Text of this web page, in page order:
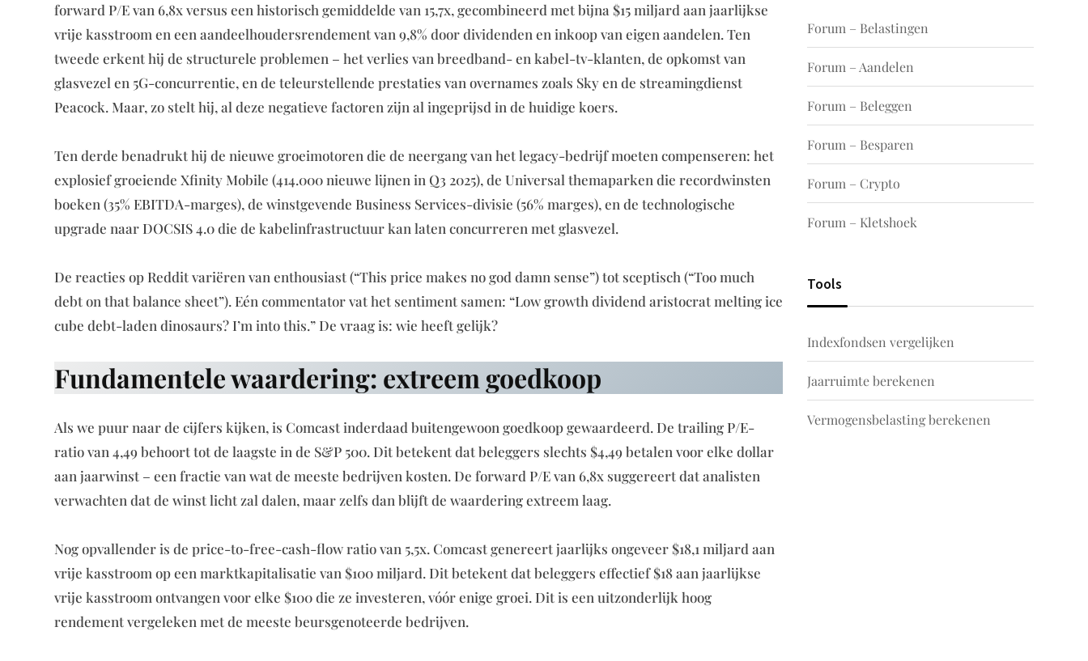
forward P/E van 6,8x versus een historisch gemiddelde van 15,7x, gecombineerd met bijna $15 miljard aan jaarlijkse
vrije kasstroom en een aandeelhoudersrendement van 9,8% door dividenden en inkoop van eigen aandelen. Ten
tweede erkent hij de structurele problemen – het verlies van breedband- en kabel-tv-klanten, de opkomst van
glasvezel en 5G-concurrentie, en de teleurstellende prestaties van overnames zoals Sky en de streamingdienst
Peacock. Maar, zo stelt hij, al deze negatieve factoren zijn al ingeprijsd in de huidige koers.
Ten derde benadrukt hij de nieuwe groeimotoren die de neergang van het legacy-bedrijf moeten compenseren: het
explosief groeiende Xfinity Mobile (414.000 nieuwe lijnen in Q3 2025), de Universal themaparken die recordwinsten
boeken (35% EBITDA-marges), de winstgevende Business Services-divisie (56% marges), en de technologische
upgrade naar DOCSIS 4.0 die de kabelinfrastructuur kan laten concurreren met glasvezel.
De reacties op Reddit variëren van enthousiast (“This price makes no god damn sense”) tot sceptisch (“Too much
debt on that balance sheet”). Eén commentator vat het sentiment samen: “Low growth dividend aristocrat melting ice
cube debt-laden dinosaurs? I’m into this.” De vraag is: wie heeft gelijk?
Fundamentele waardering: extreem goedkoop
Als we puur naar de cijfers kijken, is Comcast inderdaad buitengewoon goedkoop gewaardeerd. De trailing P/E-
ratio van 4,49 behoort tot de laagste in de S&P 500. Dit betekent dat beleggers slechts $4,49 betalen voor elke dollar
aan jaarwinst – een fractie van wat de meeste bedrijven kosten. De forward P/E van 6,8x suggereert dat analisten
verwachten dat de winst licht zal dalen, maar zelfs dan blijft de waardering extreem laag.
Nog opvallender is de price-to-free-cash-flow ratio van 5,5x. Comcast genereert jaarlijks ongeveer $18,1 miljard aan
vrije kasstroom op een marktkapitalisatie van $100 miljard. Dit betekent dat beleggers effectief $18 aan jaarlijkse
vrije kasstroom ontvangen voor elke $100 die ze investeren, vóór enige groei. Dit is een uitzonderlijk hoog
rendement vergeleken met de meeste beursgenoteerde bedrijven.
Forum – Belastingen
Forum – Aandelen
Forum – Beleggen
Forum – Besparen
Forum – Crypto
Forum – Kletshoek
Tools
Indexfondsen vergelijken
Jaarruimte berekenen
Vermogensbelasting berekenen